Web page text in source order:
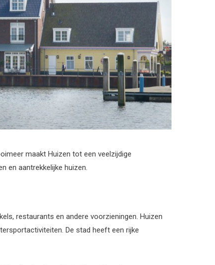
maakt Huizen tot een veelzijdige
en aantrekkelijke huizen.
restaurants en andere voorzieningen. Huizen
De stad heeft een rijke